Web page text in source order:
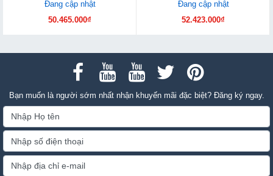
Đang cập nhật
50.465.000₫
Đang cập nhật
52.423.000₫
Bạn muốn là người sớm nhất nhận khuyến mãi đặc biệt? Đăng ký ngay.